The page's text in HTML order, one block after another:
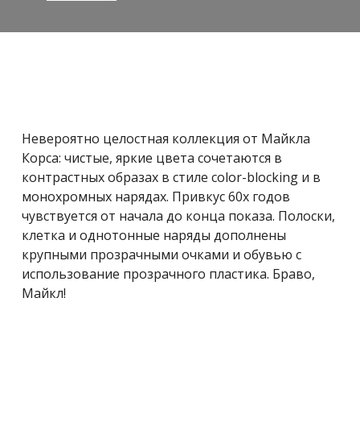
Невероятно целостная коллекция от Майкла
Корса: чистые, яркие цвета сочетаются в
контрастных образах в стиле color-blocking и в
монохромных нарядах. Привкус 60х годов
чувствуется от начала до конца показа. Полоски,
клетка и однотонные наряды дополнены
крупными прозрачными очками и обувью с
использование прозрачного пластика. Браво,
Майкл!